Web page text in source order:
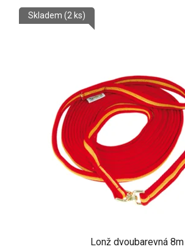
Lonž dvoubarevná 8m
Skladem (2 ks)